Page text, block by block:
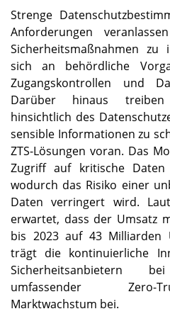
Strenge
Anforderungen
Sicherheitsmaßnahmen zu
sich an behördliche
Zugangskontrollen und
Darüber hinaus treiben
hinsichtlich des
sensible Informationen zu
ZTS-Lösungen voran. Das
Zugriff auf kritische
wodurch das Risiko einer
Daten verringert wird.
erwartet, dass der Umsatz
bis 2023 auf 43 Milliarden
trägt die kontinuierliche
Sicherheitsanbietern
umfassender Zero-
Marktwachstum bei.